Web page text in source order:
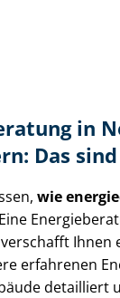
in
Das
wie
Ihnen
erfahrenen
detailliert